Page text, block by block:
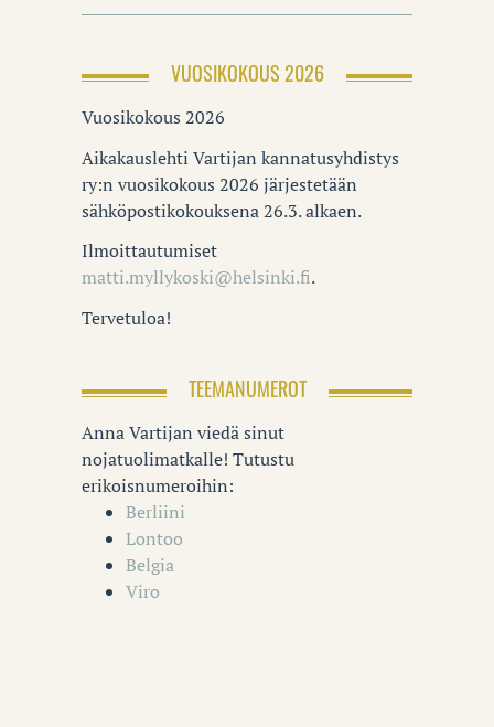
VUOSIKOKOUS 2026
Vuosikokous 2026
Aikakauslehti Vartijan kannatusyhdistys
ry:n vuosikokous 2026 järjestetään
sähköpostikokouksena 26.3. alkaen.
Ilmoittautumiset
matti.myllykoski@helsinki.fi.
Tervetuloa!
TEEMANUMEROT
Anna Vartijan viedä sinut
nojatuolimatkalle! Tutustu
erikoisnumeroihin:
Berliini
Lontoo
Belgia
Viro